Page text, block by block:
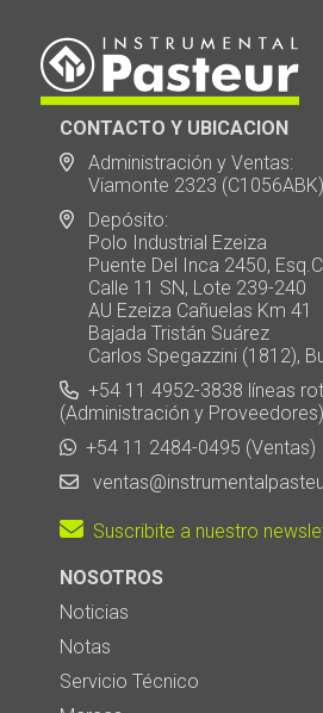
CONTACTO Y UBICACION
Administración y Ventas:
Viamonte 2323 (C1056ABK)
Depósito:
Polo Industrial Ezeiza
Puente Del Inca 2450,
Calle 11 SN, Lote 239-240
AU Ezeiza Cañuelas Km 41
Bajada Tristán Suárez
Carlos Spegazzini (1812),
+54 11 4952-3838 líneas
(Administración y Proveedores)
+54 11 2484-0495 (Ventas)
Suscribite a nuestro
NOSOTROS
Noticias
Notas
Servicio Técnico